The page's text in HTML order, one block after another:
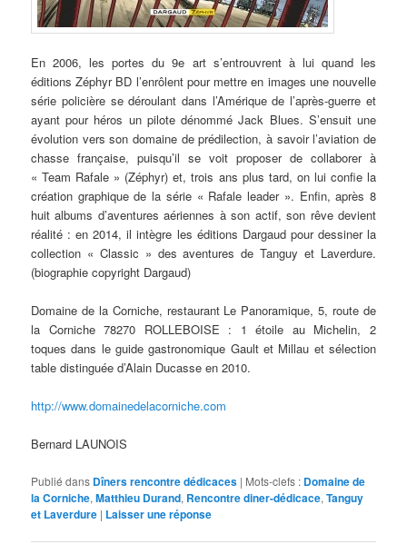
En 2006, les portes du 9e art s’entrouvrent à lui quand les
éditions Zéphyr BD l’enrôlent pour mettre en images une nouvelle
série policière se déroulant dans l’Amérique de l’après-guerre et
ayant pour héros un pilote dénommé Jack Blues. S’ensuit une
évolution vers son domaine de prédilection, à savoir l’aviation de
chasse française, puisqu’il se voit proposer de collaborer à
« Team Rafale » (Zéphyr) et, trois ans plus tard, on lui confie la
création graphique de la série « Rafale leader ». Enfin, après 8
huit albums d’aventures aériennes à son actif, son rêve devient
réalité : en 2014, il intègre les éditions Dargaud pour dessiner la
collection « Classic » des aventures de Tanguy et Laverdure.
(biographie copyright Dargaud)
Domaine de la Corniche, restaurant Le Panoramique, 5, route de
la Corniche 78270 ROLLEBOISE : 1 étoile au Michelin, 2
toques dans le guide gastronomique Gault et Millau et sélection
table distinguée d’Alain Ducasse en 2010.
http://www.domainedelacorniche.com
Bernard LAUNOIS
Publié dans Dîners rencontre dédicaces | Mots-clefs : Domaine de
la Corniche,Matthieu Durand, Rencontre diner-dédicace,Tanguy
et Laverdure | Laisser une réponse